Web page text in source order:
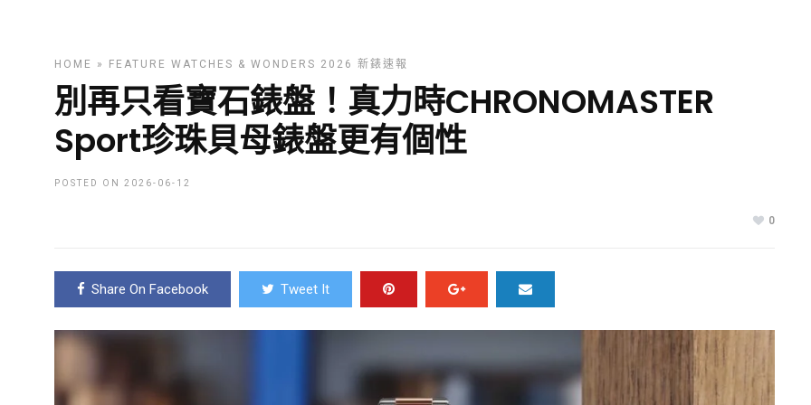
HOME » FEATURE WATCHES & WONDERS 2026 新錶速報
別再只看寶石錶盤！真力時CHRONOMASTER
Sport珍珠貝母錶盤更有個性
POSTED ON 2026-06-12
0
Share On Facebook Tweet It